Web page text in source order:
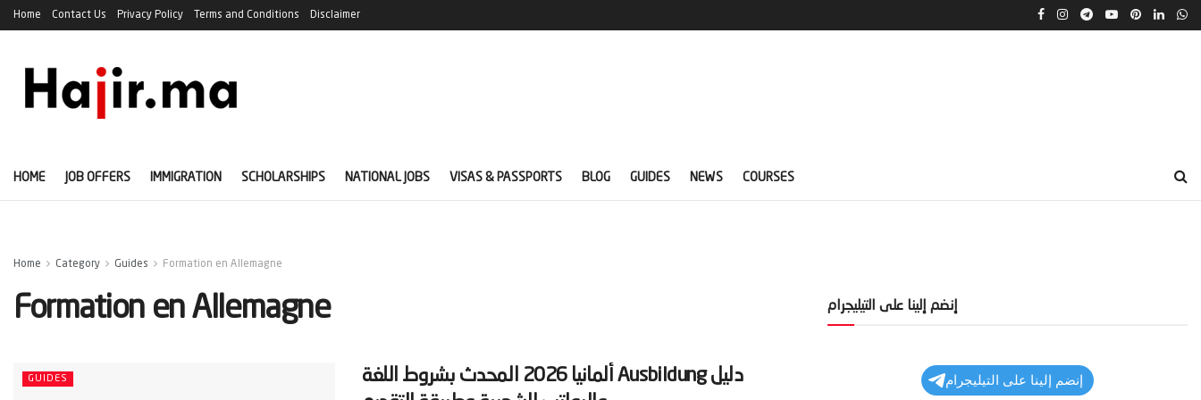
Home Contact Us Privacy Policy Terms and Conditions Disclaimer
HOME JOB OFFERS IMMIGRATION SCHOLARSHIPS NATIONAL JOBS VISAS & PASSPORTS BLOG GUIDES NEWS COURSES
Home Category Guides Formation en Allemagne
Formation en Allemagne
GUIDES
‫دليل Ausbildung ألمانيا 2026 المحدث بشروط اللغة
إنضم إلينا على التيليجرام
إنضم إلينا على التيليجرام